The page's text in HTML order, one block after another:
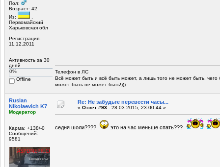
Пол:
Возраст: 42
Из:
,
Первомайский
Харьковская обл
Регистрация:
11.12.2011
Активность за 30
дней
0%
Offline
Телефон в ЛС
Всё может быть и всё быть может, а лишь того не может быть,
может быть не может быть!)))
Ruslan
Nikolaevich K7
Модератор
Карма: +138/-0
Сообщений:
9581
Re: Не забудьте перевести часы...
« Ответ #93 : 28-03-2015, 23:00:44 »
седня шоли???? это на час меньше спать???